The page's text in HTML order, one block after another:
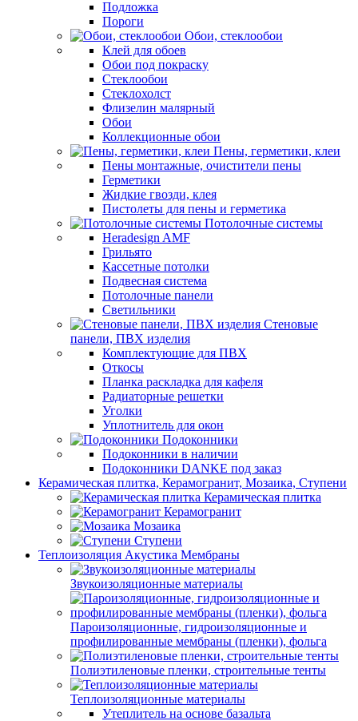
Подложка
Пороги
Обои, стеклообои
Клей для обоев
Обои под покраску
Стеклообои
Стеклохолст
Флизелин малярный
Обои
Коллекционные обои
Пены, герметики, клеи
Пены монтажные, очистители пены
Герметики
Жидкие гвозди, клея
Пистолеты для пены и герметика
Потолочные системы
Heradesign AMF
Грильято
Кассетные потолки
Подвесная система
Потолочные панели
Светильники
Стеновые
панели, ПВХ изделия
Комплектующие для ПВХ
Откосы
Планка раскладка для кафеля
Радиаторные решетки
Уголки
Уплотнитель для окон
Подоконники
Подоконники в наличии
Подоконники DANKE под заказ
Керамическая плитка, Керамогранит, Мозаика, Ступени
Керамическая плитка
Керамогранит
Мозаика
Ступени
Теплоизоляция Акустика Мембраны
Звукоизоляционные материалы
Пароизоляционные, гидроизоляционные и
профилированные мембраны (пленки), фольга
Полиэтиленовые пленки, строительные тенты
Теплоизоляционные материалы
Утеплитель на основе базальта